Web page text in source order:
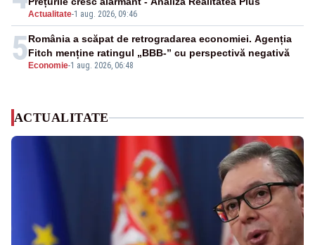
Actualitate-1 aug. 2026, 09:46
5 Economie-1 aug. 2026, 06:48
România a scăpat de retrogradarea economiei. Agenția
Fitch menține ratingul „BBB-” cu perspectivă negativă
ACTUALITATE